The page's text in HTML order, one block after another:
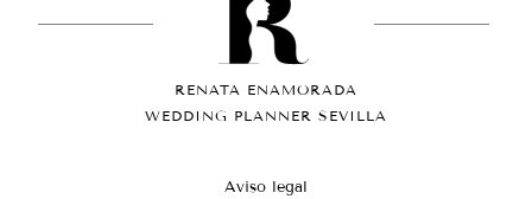
RENATA ENAMORADA
WEDDING PLANNER SEVILLA
Aviso legal